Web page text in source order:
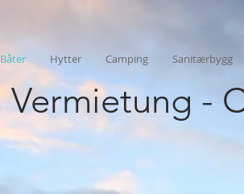
Båter Hytter Camping Sanitærbygg
Vermietung -